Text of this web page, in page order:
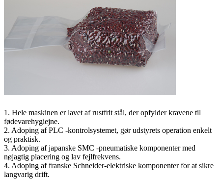
1. Hele maskinen er lavet af rustfrit stål, der opfylder kravene til
fødevarehygiejne.
2. Adoping af PLC -kontrolsystemet, gør udstyrets operation enkelt
og praktisk.
3. Adoping af japanske SMC -pneumatiske komponenter med
nøjagtig placering og lav fejlfrekvens.
4. Adoping af franske Schneider-elektriske komponenter for at sikre
langvarig drift.